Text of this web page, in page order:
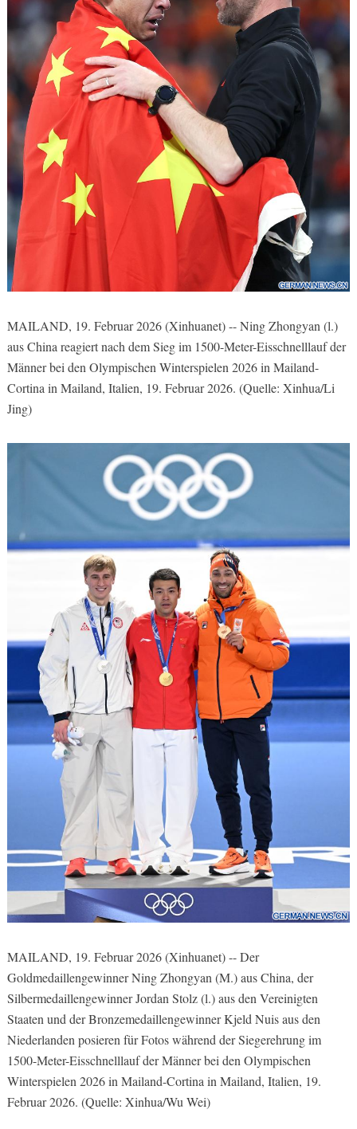
MAILAND, 19. Februar 2026 (Xinhuanet) -- Ning Zhongyan (l.)
aus China reagiert nach dem Sieg im 1500-Meter-Eisschnelllauf der
Männer bei den Olympischen Winterspielen 2026 in Mailand-
Cortina in Mailand, Italien, 19. Februar 2026. (Quelle: Xinhua/Li
Jing)
MAILAND, 19. Februar 2026 (Xinhuanet) -- Der
Goldmedaillengewinner Ning Zhongyan (M.) aus China, der
Silbermedaillengewinner Jordan Stolz (l.) aus den Vereinigten
Staaten und der Bronzemedaillengewinner Kjeld Nuis aus den
Niederlanden posieren für Fotos während der Siegerehrung im
1500-Meter-Eisschnelllauf der Männer bei den Olympischen
Winterspielen 2026 in Mailand-Cortina in Mailand, Italien, 19.
Februar 2026. (Quelle: Xinhua/Wu Wei)